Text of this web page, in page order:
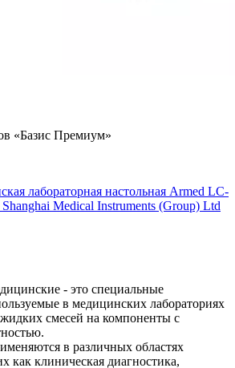
«Базис Премиум»
лабораторная настольная Armed LC-
Medical Instruments (Group) Ltd
- это специальные
в медицинских лабораториях
жидких смесей на компоненты с
в различных областях
как клиническая диагностика,